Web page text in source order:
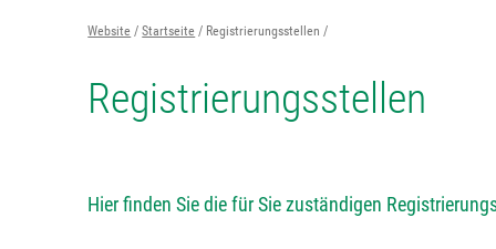
Website Startseite Registrierungsstellen
Registrierungsstellen
Hier finden Sie die für Sie zuständigen